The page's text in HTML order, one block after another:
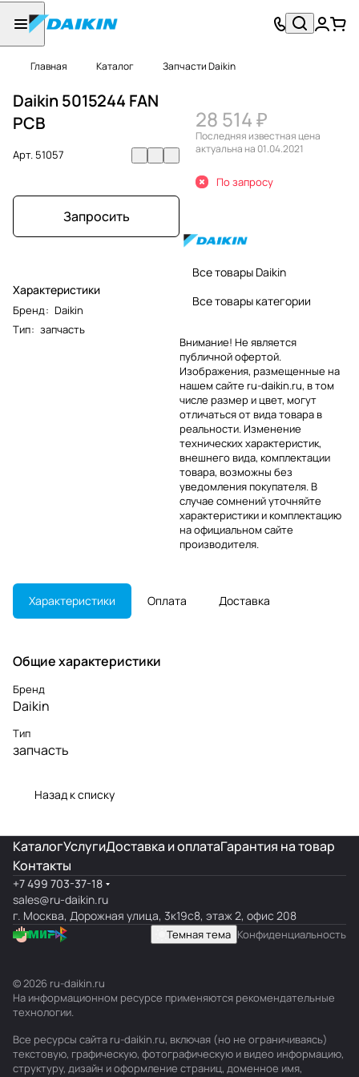
Главная Каталог Запчасти Daikin
Daikin 5015244 FAN
PCB
Арт. 51057
Запросить
Характеристики
Бренд: Daikin
Тип: запчасть
28 514 ₽
Последняя известная цена
актуальна на 01.04.2021
По запросу
Все товары Daikin
Все товары категории
Внимание! Не является
публичной офертой.
Изображения, размещенные на
нашем сайте ru-daikin.ru, в том
числе размер и цвет, могут
отличаться от вида товара в
реальности. Изменение
технических характеристик,
внешнего вида, комплектации
товара, возможны без
уведомления покупателя. В
случае сомнений уточняйте
характеристики и комплектацию
на официальном сайте
производителя.
Характеристики Оплата Доставка
Общие характеристики
Бренд
Daikin
Тип
запчасть
Назад к списку
КаталогУслугиДоставка и оплатаГарантия на товар
Контакты
+7 499 703-37-18
sales@ru-daikin.ru
г. Москва, Дорожная улица, 3к19с8, этаж 2, офис 208
Темная тема Конфиденциальность
© 2026 ru-daikin.ru
На информационном ресурсе применяются рекомендательные
технологии.
Все ресурсы сайта ru-daikin.ru, включая (но не ограничиваясь)
текстовую, графическую, фотографическую и видео информацию,
структуру, дизайн и оформление страниц, доменное имя,